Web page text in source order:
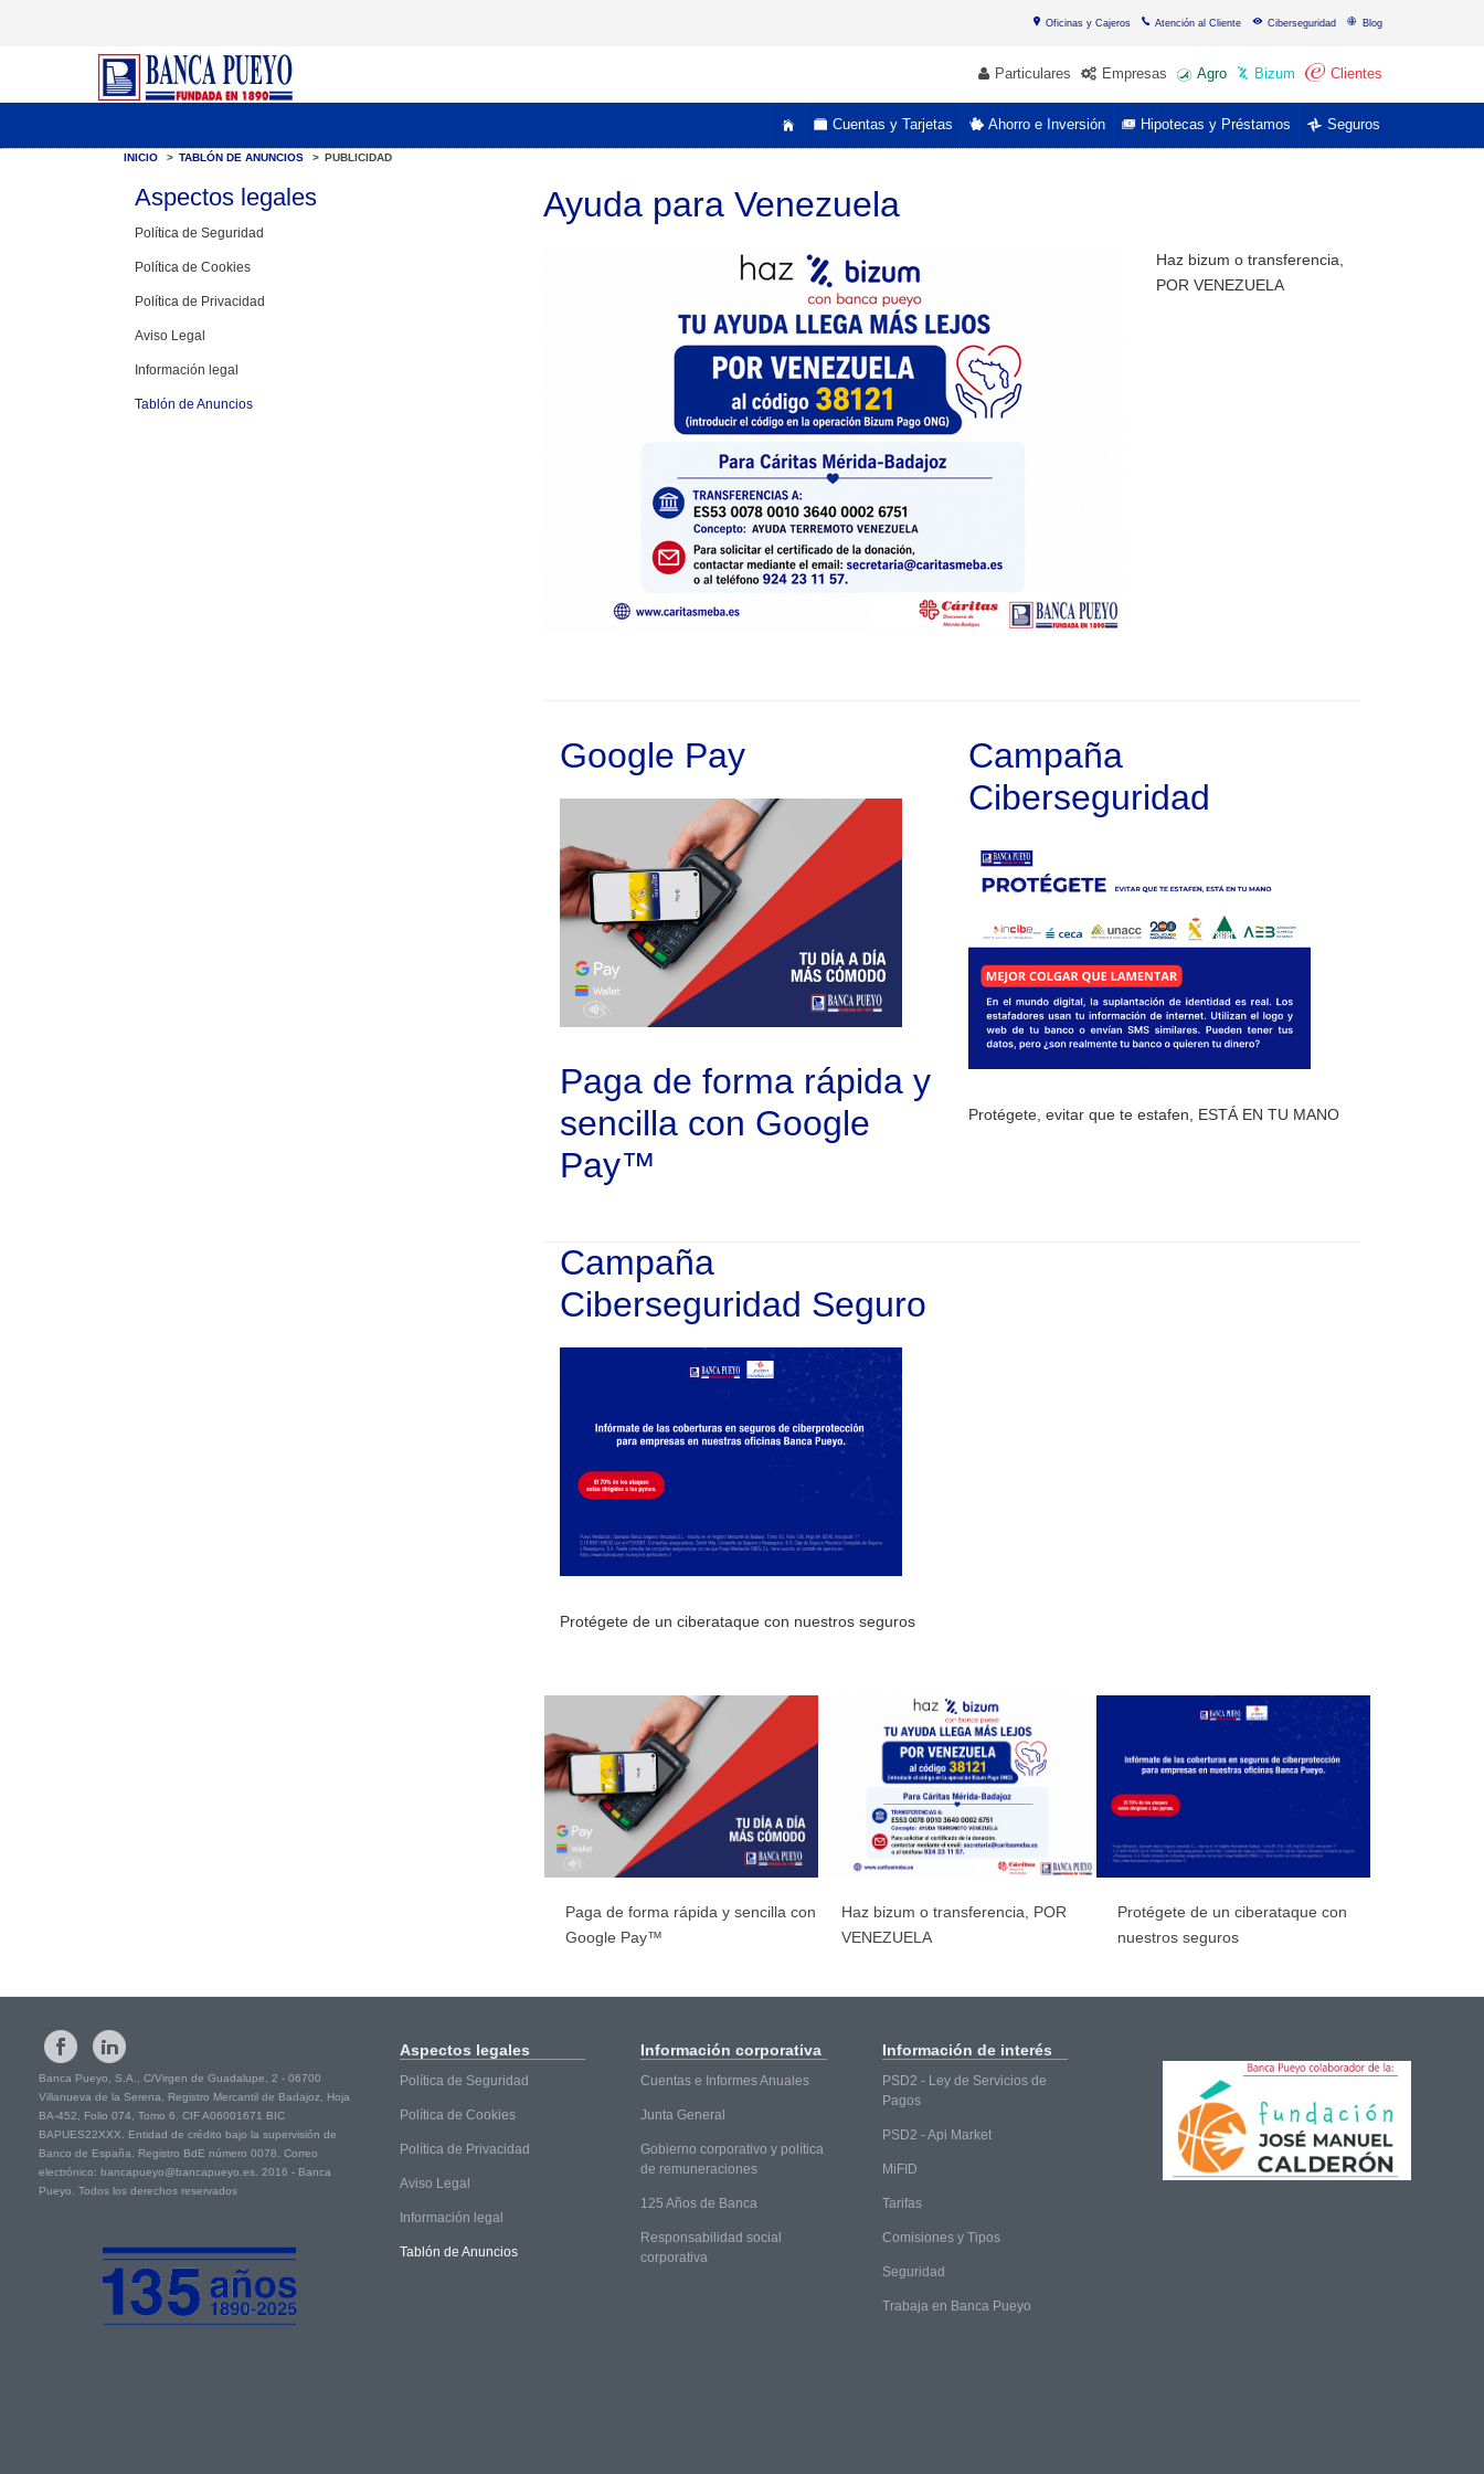
Oficinas y Cajeros Atención al Cliente Ciberseguridad Blog
Particulares Empresas Agro Bizum Clientes
Seguros
Hipotecas y Préstamos
Ahorro e Inversión
Cuentas y Tarjetas
INICIO > TABLÓN DE ANUNCIOS > PUBLICIDAD
Ayuda para Venezuela
Haz bizum o transferencia,
POR VENEZUELA
Google Pay
Paga de forma rápida y
sencilla con Google
Pay™
Campaña
Ciberseguridad
Protégete, evitar que te estafen, ESTÁ EN TU MANO
Campaña
Ciberseguridad Seguro
Protégete de un ciberataque con nuestros seguros
Paga de forma rápida y sencilla con
Google Pay™
Haz bizum o transferencia, POR
VENEZUELA
Protégete de un ciberataque con
nuestros seguros
Aspectos legales
Política de Seguridad
Política de Cookies
Política de Privacidad
Aviso Legal
Información legal
Tablón de Anuncios
Banca Pueyo, S.A., C/Virgen de Guadalupe, 2 - 06700
Villanueva de la Serena, Registro Mercantil de Badajoz, Hoja
BA-452, Folio 074, Tomo 6. CIF A06001671 BIC
BAPUES22XXX. Entidad de crédito bajo la supervisión de
Banco de España. Registro BdE número 0078. Correo
electrónico: bancapueyo@bancapueyo.es. 2016 - Banca
Pueyo. Todos los derechos reservados
Aspectos legales
Política de Seguridad
Política de Cookies
Política de Privacidad
Aviso Legal
Información legal
Tablón de Anuncios
Información corporativa
Cuentas e Informes Anuales
Junta General
Gobierno corporativo y política
de remuneraciones
125 Años de Banca
Responsabilidad social
corporativa
Información de interés
PSD2 - Ley de Servicios de
Pagos
PSD2 - Api Market
MiFID
Tarifas
Comisiones y Tipos
Seguridad
Trabaja en Banca Pueyo